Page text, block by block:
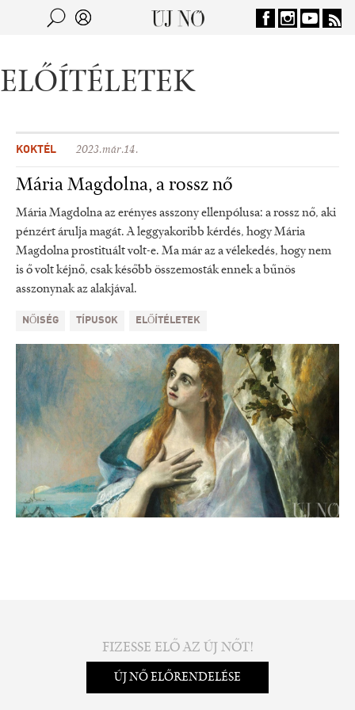
Jump to navigation
ELŐÍTÉLETEK
KOKTÉL 2023.már.14.
Mária Magdolna, a rossz nő
Mária Magdolna az erényes asszony ellenpólusa: a rossz nő, aki
pénzért árulja magát. A leggyakoribb kérdés, hogy Mária
Magdolna prostituált volt-e. Ma már az a vélekedés, hogy nem
is ő volt kéjnő, csak később összemosták ennek a bűnös
asszonynak az alakjával.
NŐISÉG TÍPUSOK ELŐÍTÉLETEK
FIZESSE ELŐ AZ ÚJ NŐT!
ÚJ NŐ ELŐRENDELÉSE